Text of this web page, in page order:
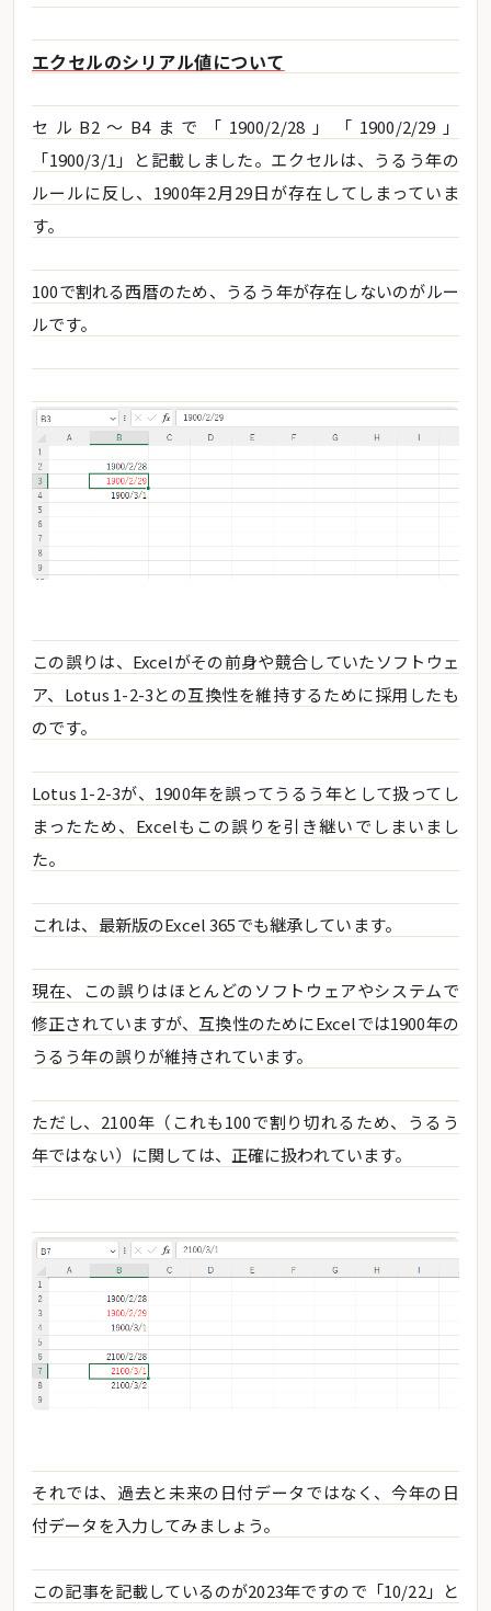
エクセルのシリアル値について
セルB2～B4まで「1900/2/28」「1900/2/29」
「1900/3/1」と記載しました。エクセルは、うるう年の
ルールに反し、1900年2月29日が存在してしまっていま
す。
100で割れる西暦のため、うるう年が存在しないのがルー
ルです。
この誤りは、Excelがその前身や競合していたソフトウェ
ア、Lotus 1-2-3との互換性を維持するために採用したも
のです。
Lotus 1-2-3が、1900年を誤ってうるう年として扱ってし
まったため、Excelもこの誤りを引き継いでしまいまし
た。
これは、最新版のExcel 365でも継承しています。
現在、この誤りはほとんどのソフトウェアやシステムで
修正されていますが、互換性のためにExcelでは1900年の
うるう年の誤りが維持されています。
ただし、2100年（これも100で割り切れるため、うるう
年ではない）に関しては、正確に扱われています。
それでは、過去と未来の日付データではなく、今年の日
付データを入力してみましょう。
この記事を記載しているのが2023年ですので「10/22」と